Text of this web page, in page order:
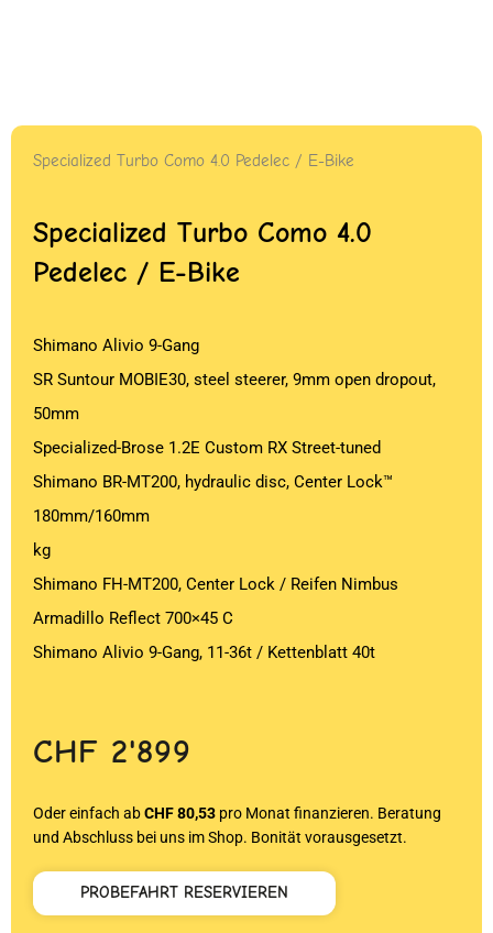
Specialized Turbo Como 4.0 Pedelec / E-Bike
Specialized Turbo Como 4.0
Pedelec / E-Bike
Shimano Alivio 9-Gang
SR Suntour MOBIE30, steel steerer, 9mm open dropout,
50mm
Specialized-Brose 1.2E Custom RX Street-tuned
Shimano BR-MT200, hydraulic disc, Center Lock™
180mm/160mm
kg
Shimano FH-MT200, Center Lock / Reifen Nimbus
Armadillo Reflect 700×45 C
Shimano Alivio 9-Gang, 11-36t / Kettenblatt 40t
CHF 2'899
Oder einfach abCHF 80,53 pro Monat finanzieren. Beratung
und Abschluss bei uns im Shop. Bonität vorausgesetzt.
PROBEFAHRT RESERVIEREN